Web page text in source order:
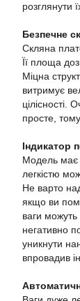
розглянути
Безпечне
Скляна
Її площа
Міцна
витримує
просте,
Індикатор
Модель має
легкістю
Не варто
якщо ви
ваги
негативно
уникнути
впровадив